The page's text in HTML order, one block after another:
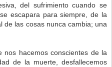
del sufrimiento cuando se
escapara para siempre, de la
de las cosas nunca cambia; una
hacemos conscientes de la
de la muerte, desfallecemos